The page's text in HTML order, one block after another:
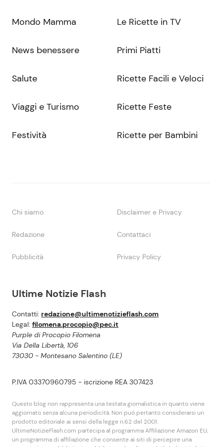
Ultime Notizie Flash
Contatti: redazione@ultimenotizieflash.com
Legal: filomena.procopio@pec.it
Purple di Procopio Filomena
Via Della Libertà, 106
73030 - Montesano Salentino (LE)
P.IVA 03370960795 - iscrizione REA 307423
Questo blog non rappresenta una testata giornalistica in quanto viene
aggiornato senza alcuna periodicità. Non puó pertanto considerarsi un
prodotto editoriale ai sensi della legge n.62 del 2001.
UltimeNotizieFlash.com partecipa al programma Affiliazione Amazon EU,
un programma di affiliazione che consente ai siti di percepire una
Mondo Mamma
News benessere
Salute
Viaggi e Turismo
Festività
Le Ricette in TV
Primi Piatti
Ricette Facili e Veloci
Ricette Feste
Ricette per Bambini
Chi siamo Disclaimer e Privacy
Redazione Contattaci
Pubblicità Privacy Policy